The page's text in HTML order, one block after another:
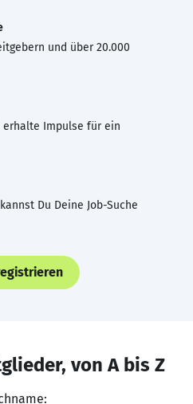
und über 20.000
erhalte Impulse für ein
Du Deine Job-Suche
von A bis Z